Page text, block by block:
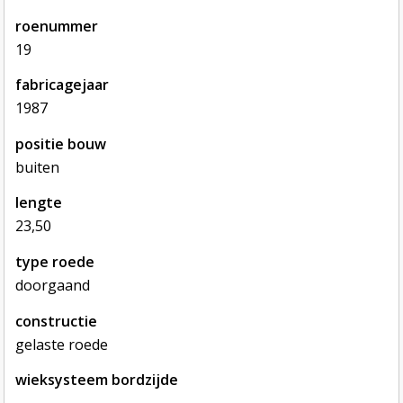
roenummer
19
fabricagejaar
1987
positie bouw
buiten
lengte
23,50
type roede
doorgaand
constructie
gelaste roede
wieksysteem bordzijde